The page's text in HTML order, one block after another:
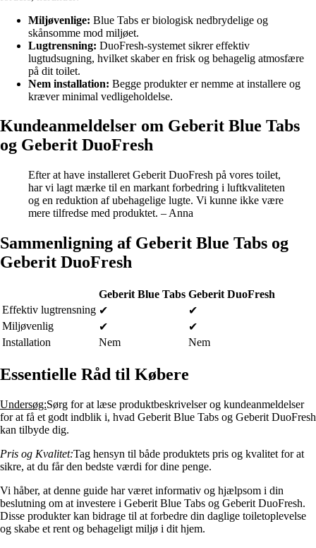
Miljøvenlige: Blue Tabs er biologisk nedbrydelige og
skånsomme mod miljøet.
Lugtrensning: DuoFresh-systemet sikrer effektiv
lugtudsugning, hvilket skaber en frisk og behagelig atmosfære
på dit toilet.
Nem installation: Begge produkter er nemme at installere og
kræver minimal vedligeholdelse.
Kundeanmeldelser om Geberit Blue Tabs
og Geberit DuoFresh
Efter at have installeret Geberit DuoFresh på vores toilet,
har vi lagt mærke til en markant forbedring i luftkvaliteten
og en reduktion af ubehagelige lugte. Vi kunne ikke være
mere tilfredse med produktet. – Anna
Sammenligning af Geberit Blue Tabs og
Geberit DuoFresh
Geberit Blue Tabs Geberit DuoFresh
Effektiv lugtrensning ✔
✔
Miljøvenlig
✔
✔
Installation
Nem Nem
Essentielle Råd til Købere
Undersøg:Sørg for at læse produktbeskrivelser og kundeanmeldelser
for at få et godt indblik i, hvad Geberit Blue Tabs og Geberit DuoFresh
kan tilbyde dig.
Pris og Kvalitet:Tag hensyn til både produktets pris og kvalitet for at
sikre, at du får den bedste værdi for dine penge.
Vi håber, at denne guide har været informativ og hjælpsom i din
beslutning om at investere i Geberit Blue Tabs og Geberit DuoFresh.
Disse produkter kan bidrage til at forbedre din daglige toiletoplevelse
og skabe et rent og behageligt miljø i dit hjem.